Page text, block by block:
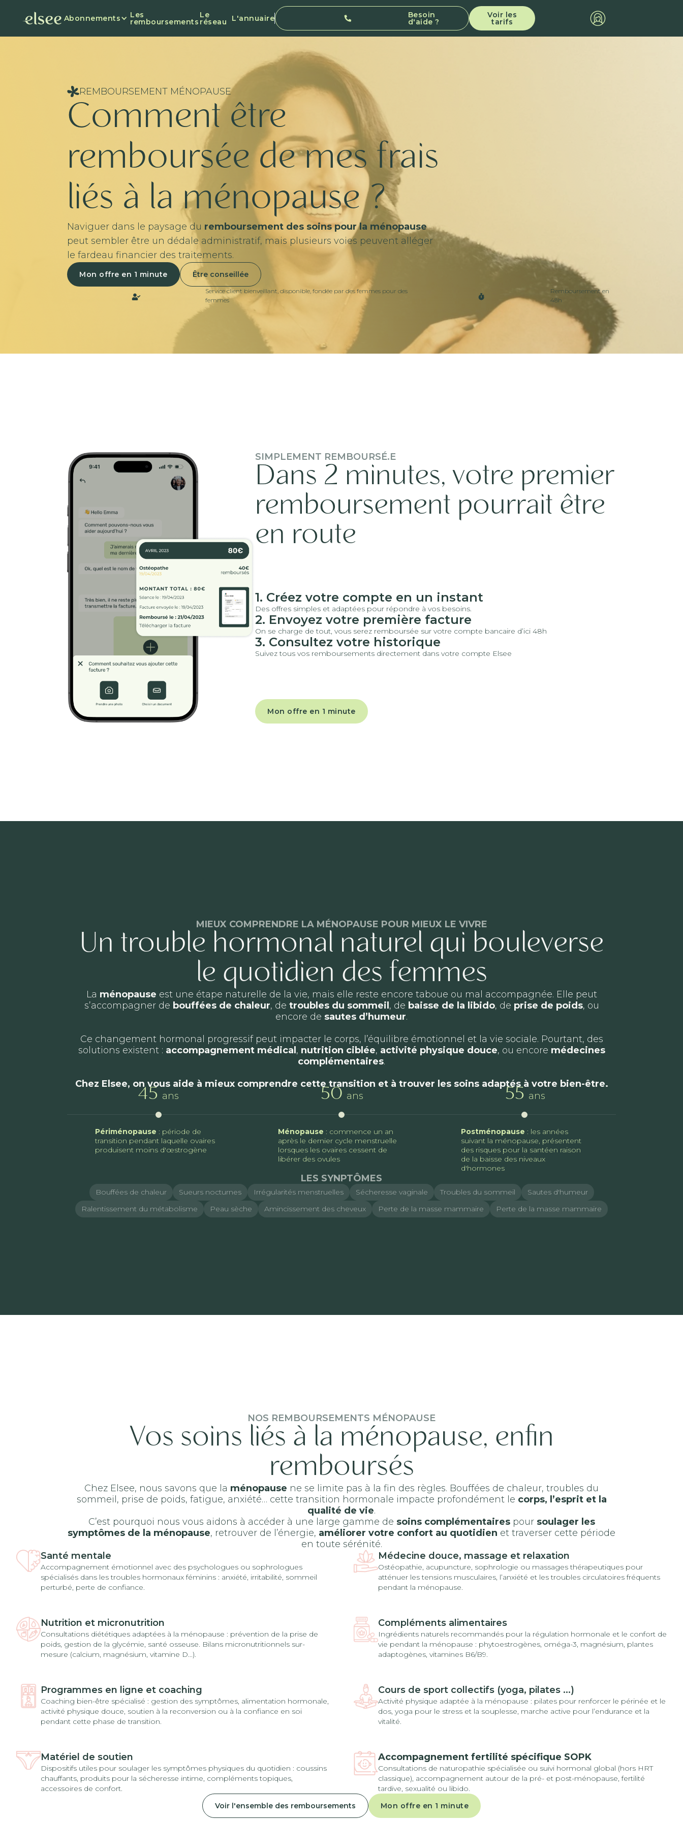
Abonnements Les
remboursements
Le
réseau L'annuaire Besoin
d'aide ?
Voir les
tarifs
REMBOURSEMENT MÉNOPAUSE
Comment être
remboursée de mes frais
liés à la ménopause ?
Naviguer dans le paysage du remboursement des soins pour la ménopause
peut sembler être un dédale administratif, mais plusieurs voies peuvent alléger
le fardeau financier des traitements.
Mon offre en 1 minute Être conseillée
Service client bienveillant, disponible, fondée par des femmes pour des
femmes
Remboursement en
48h
SIMPLEMENT REMBOURSÉ.E
Dans 2 minutes, votre premier
remboursement pourrait être
en route
1. Créez votre compte en un instant
Des offres simples et adaptées pour répondre à vos besoins.
2. Envoyez votre première facture
On se charge de tout, vous serez remboursée sur votre compte bancaire d’ici 48h
3. Consultez votre historique
Suivez tous vos remboursements directement dans votre compte Elsee
Mon offre en 1 minute
MIEUX COMPRENDRE LA MÉNOPAUSE POUR MIEUX LE VIVRE
Un trouble hormonal naturel qui bouleverse
le quotidien des femmes
La ménopause est une étape naturelle de la vie, mais elle reste encore taboue ou mal accompagnée. Elle peut
s’accompagner de bouffées de chaleur, de troubles du sommeil , de baisse de la libido, de prise de poids, ou
encore de sautes d’humeur.
Ce changement hormonal progressif peut impacter le corps, l’équilibre émotionnel et la vie sociale. Pourtant, des
solutions existent : accompagnement médical , nutrition ciblée, activité physique douce, ou encore médecines
complémentaires.
Chez Elsee, on vous aide à mieux comprendre cette transition et à trouver les soins adaptés à votre bien-être.
45 ans 50 ans 55 ans
Périménopause : période de
transition pendant laquelle ovaires
produisent moins d'œstrogène
Ménopause : commence un an
après le dernier cycle menstruelle
lorsques les ovaires cessent de
libérer des ovules
Postménopause : les années
suivant la ménopause, présentent
des risques pour la santéen raison
de la baisse des niveaux
d'hormones
LES SYNPTÔMES
Bouffées de chaleur Sueurs nocturnes Irrégularités menstruelles Sécheresse vaginale Troubles du sommeil
Sautes d'humeur
Ralentissement du métabolisme
Peau sèche Amincissement des cheveux Perte de la masse mammaire Perte de la masse mammaire
NOS REMBOURSEMENTS MÉNOPAUSE
Vos soins liés à la ménopause, enfin
remboursés
Chez Elsee, nous savons que la ménopause ne se limite pas à la fin des règles. Bouffées de chaleur, troubles du
sommeil, prise de poids, fatigue, anxiété… cette transition hormonale impacte profondément le corps, l’esprit et la
qualité de vie.
C’est pourquoi nous vous aidons à accéder à une large gamme de soins complémentairespour soulager les
symptômes de la ménopause, retrouver de l’énergie, améliorer votre confort au quotidien et traverser cette période
en toute sérénité.
Santé mentale
Accompagnement émotionnel avec des psychologues ou sophrologues
spécialisés dans les troubles hormonaux féminins : anxiété, irritabilité, sommeil
perturbé, perte de confiance.
Médecine douce, massage et relaxation
Ostéopathie, acupuncture, sophrologie ou massages thérapeutiques pour
atténuer les tensions musculaires, l’anxiété et les troubles circulatoires fréquents
pendant la ménopause.
Nutrition et micronutrition
Consultations diététiques adaptées à la ménopause : prévention de la prise de
poids, gestion de la glycémie, santé osseuse. Bilans micronutritionnels sur-
mesure (calcium, magnésium, vitamine D...).
Compléments alimentaires
Ingrédients naturels recommandés pour la régulation hormonale et le confort de
vie pendant la ménopause : phytoestrogènes, oméga-3, magnésium, plantes
adaptogènes, vitamines B6/B9.
Programmes en ligne et coaching
Coaching bien-être spécialisé : gestion des symptômes, alimentation hormonale,
activité physique douce, soutien à la reconversion ou à la confiance en soi
pendant cette phase de transition.
Cours de sport collectifs (yoga, pilates ...)
Activité physique adaptée à la ménopause : pilates pour renforcer le périnée et le
dos, yoga pour le stress et la souplesse, marche active pour l’endurance et la
vitalité.
Matériel de soutien
Dispositifs utiles pour soulager les symptômes physiques du quotidien : coussins
chauffants, produits pour la sécheresse intime, compléments topiques,
accessoires de confort.
Accompagnement fertilité spécifique SOPK
Consultations de naturopathie spécialisée ou suivi hormonal global (hors HRT
classique), accompagnement autour de la pré- et post-ménopause, fertilité
tardive, sexualité ou libido.
Voir l'ensemble des remboursements
Mon offre en 1 minute